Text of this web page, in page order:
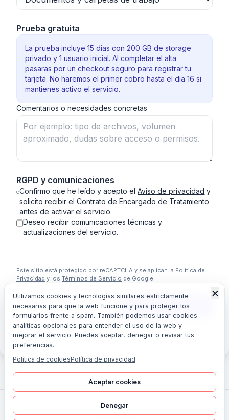
Prueba gratuita
La prueba incluye 15 dias con 200 GB de storage
privado y 1 usuario inicial. Al completar el alta
pasaras por un checkout seguro para registrar tu
tarjeta. No haremos el primer cobro hasta el dia 16 si
mantienes activo el servicio.
Comentarios o necesidades concretas
RGPD y comunicaciones
Confirmo que he leído y acepto elAviso de privacidad y
solicito recibir el Contrato de Encargado de Tratamiento
antes de activar el servicio.
Deseo recibir comunicaciones técnicas y
actualizaciones del servicio.
Este sitio está protegido por reCAPTCHA y se aplican la Política de
Privacidad y los Términos de Servicio de Google.
Continuar al pago
Si prefieres, también puedes escribirnos directamente a
barnacloudbcn@gmail.com
©2026BarnaCloud
×
Utilizamos cookies y tecnologías similares estrictamente
necesarias para que la web funcione y para proteger los
formularios frente a spam. También podemos usar cookies
analíticas opcionales para entender el uso de la web y
mejorar el servicio. Puedes aceptar, denegar o revisar tus
preferencias.
Política de cookiesPolítica de privacidad
Aceptar cookies
Denegar